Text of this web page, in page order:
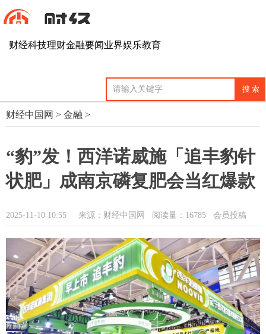
财经科技理财金融要闻业界娱乐教育
财经中国网 > 金融 >
“豹”发！西洋诺威施「追丰豹针
状肥」成南京磷复肥会当红爆款
2025-11-10 10:55 来源：财经中国网 阅读量：16785 会员投稿